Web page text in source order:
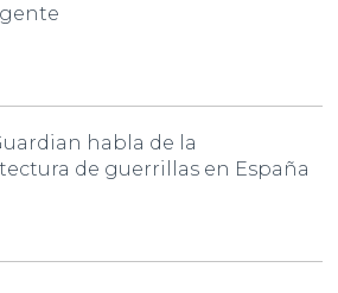
habla de la
de guerrillas en España